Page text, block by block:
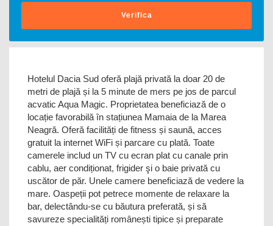
Verifica
Hotelul Dacia Sud oferă plajă privată la doar 20 de
metri de plajă și la 5 minute de mers pe jos de parcul
acvatic Aqua Magic. Proprietatea beneficiază de o
locație favorabilă în stațiunea Mamaia de la Marea
Neagră. Oferă facilități de fitness și saună, acces
gratuit la internet WiFi și parcare cu plată. Toate
camerele includ un TV cu ecran plat cu canale prin
cablu, aer condiționat, frigider şi o baie privată cu
uscător de păr. Unele camere beneficiază de vedere la
mare. Oaspeții pot petrece momente de relaxare la
bar, delectându-se cu băutura preferată, și să
savureze specialități românești tipice și preparate